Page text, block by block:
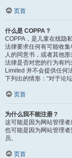
页首
什么是 COPPA？
COPPA，是儿童在线隐
法律要求任何有可能收
人的同意书，或者其他
法律是否对您的行为有
Limited 并不会提供任何
下列出的情形：“对于论
页首
为什么我不能注册？
这可能是因为网站管理者
也可能是因为网站管理
员。
页首